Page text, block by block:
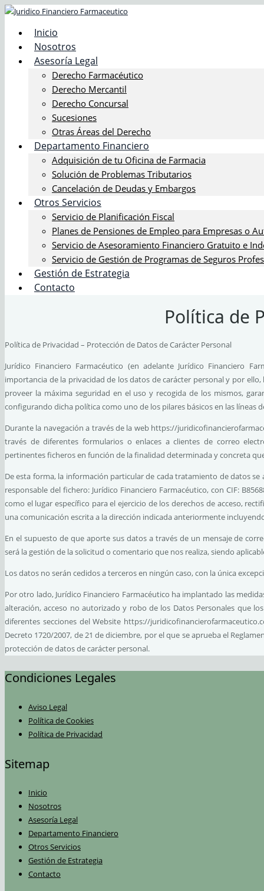
Inicio
Nosotros
Asesoría Legal
Derecho Farmacéutico
Derecho Mercantil
Derecho Concursal
Sucesiones
Otras Áreas del Derecho
Departamento Financiero
Adquisición de tu Oficina de Farmacia
Solución de Problemas Tributarios
Cancelación de Deudas y Embargos
Otros Servicios
Servicio de Planificación Fiscal
Planes de Pensiones de Empleo para Empresas o
Servicio de Asesoramiento Financiero Gratuito e
Servicio de Gestión de Programas de Seguros
Gestión de Estrategia
Contacto
Política de
Política de Privacidad – Protección de Datos de Carácter Personal
Jurídico Financiero Farmacéutico (en adelante Jurídico Financiero
importancia de la privacidad de los datos de carácter personal y por
proveer la máxima seguridad en el uso y recogida de los mismos,
configurando dicha política como uno de los pilares básicos en las líneas
Durante la navegación a través de la web https://
través de diferentes formularios o enlaces a clientes de correo
pertinentes ficheros en función de la finalidad determinada y concreta
De esta forma, la información particular de cada tratamiento de datos
responsable del fichero: Jurídico Financiero Farmacéutico, con CIF:
como el lugar específico para el ejercicio de los derechos de acceso,
una comunicación escrita a la dirección indicada anteriormente
En el supuesto de que aporte sus datos a través de un mensaje de
será la gestión de la solicitud o comentario que nos realiza, siendo
Los datos no serán cedidos a terceros en ningún caso, con la única
Por otro lado, Jurídico Financiero Farmacéutico ha implantado las
alteración, acceso no autorizado y robo de los Datos Personales que
diferentes secciones del Website https://
Decreto 1720/2007, de 21 de diciembre, por el que se aprueba el
protección de datos de carácter personal.
Condiciones Legales
Aviso Legal
Política de Cookies
Política de Privacidad
Sitemap
Inicio
Nosotros
Asesoría Legal
Departamento Financiero
Otros Servicios
Gestión de Estrategia
Contacto